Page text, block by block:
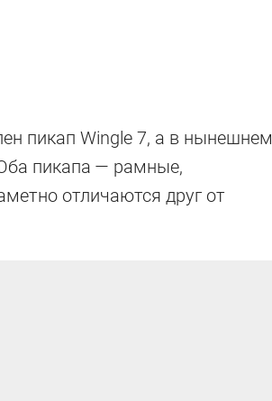
пикап Wingle 7, а в нынешнем
пикапа — рамные,
отличаются друг от